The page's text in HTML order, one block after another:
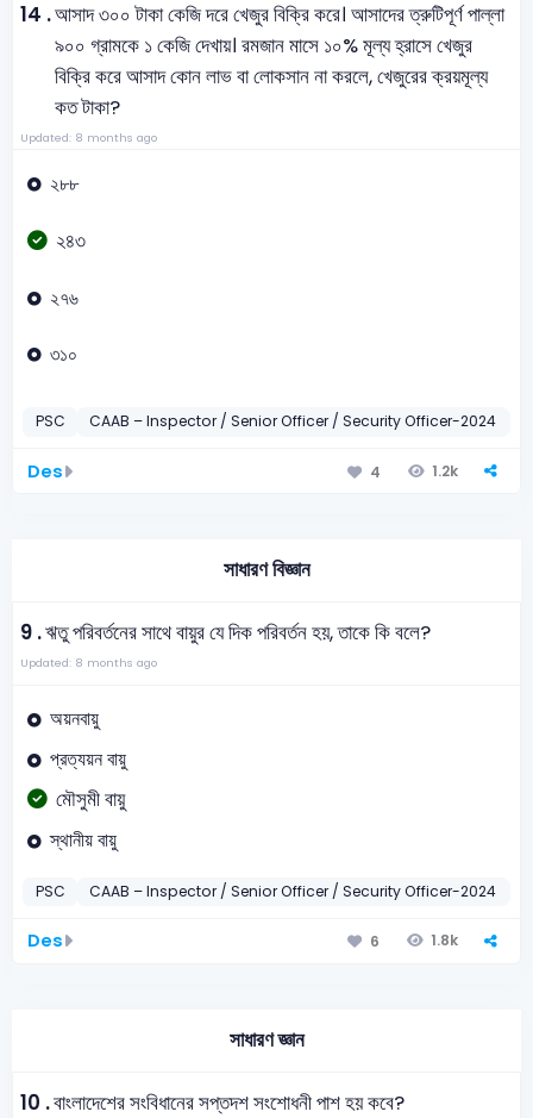
14 .আসাদ ৩০০ টাকা কেজি দরে খেজুর বিক্রি করে। আসাদের ত্রুটিপূর্ণ পাল্লা
৯০০ গ্রামকে ১ কেজি দেখায়। রমজান মাসে ১০% মূল্য হ্রাসে খেজুর
বিক্রি করে আসাদ কোন লাভ বা লোকসান না করলে, খেজুরের ক্রয়মূল্য
কত টাকা?
Updated: 8 months ago
২৮৮
২৪৩
২৭৬
৩১০
PSC CAAB – Inspector / Senior Officer / Security Officer-2024
Des 4 1.2k
সাধারণ বিজ্ঞান
9 .ঋতু পরিবর্তনের সাথে বায়ুর যে দিক পরিবর্তন হয়, তাকে কি বলে?
Updated: 8 months ago
অয়নবায়ু
প্রত্যয়ন বায়ু
মৌসুমী বায়ু
স্থানীয় বায়ু
PSC CAAB – Inspector / Senior Officer / Security Officer-2024
Des 6 1.8k
সাধারণ জ্ঞান
10 .বাংলাদেশের সংবিধানের সপ্তদশ সংশোধনী পাশ হয় কবে?